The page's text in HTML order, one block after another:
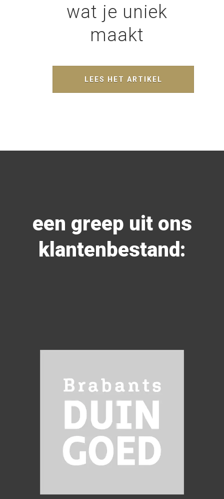
wat je uniek
maakt
LEES HET ARTIKEL
een greep uit ons
klantenbestand: